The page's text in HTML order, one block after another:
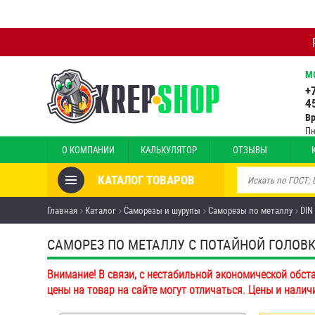
О КОМПАНИИ КАЛЬКУЛЯТОР ОТЗЫВЫ
КАТАЛОГ ТОВАРОВ
Товары со скидкой
Анкеры
Антивандальный крепёж,
инструмент
Болты и винты
Главная Каталог Саморезы и шурупы Саморезы по металлу
САМОРЕЗ ПО МЕТАЛЛУ С ПОТАЙНОЙ
Внимание! В связи, с нестабильной экономической
цены на товар на сайте могут отличаться. Цены и